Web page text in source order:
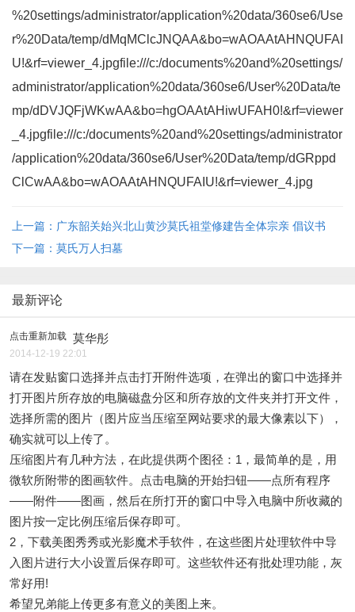
%20settings/administrator/application%20data/360se6/Use
r%20Data/temp/dMqMClcJNQAA&bo=wAOAAtAHNQUFAI
U!&rf=viewer_4.jpgfile:///c:/documents%20and%20settings/
administrator/application%20data/360se6/User%20Data/te
mp/dDVJQFjWKwAA&bo=hgOAAtAHiwUFAH0!&rf=viewer
_4.jpgfile:///c:/documents%20and%20settings/administrator
/application%20data/360se6/User%20Data/temp/dGRppd
ClCwAA&bo=wAOAAtAHNQUFAIU!&rf=viewer_4.jpg
上一篇：广东韶关始兴北山黄沙莫氏祖堂修建告全体宗亲 倡议书
下一篇：莫氏万人扫墓
最新评论
点击重新加载 莫华彤
2014-12-19 22:01
请在发贴窗口选择并点击打开附件选项，在弹出的窗口中选择并
打开图片所存放的电脑磁盘分区和所存放的文件夹并打开文件，
选择所需的图片（图片应当压缩至网站要求的最大像素以下），
确实就可以上传了。
压缩图片有几种方法，在此提供两个图径：1，最简单的是，用
微软所附带的图画软件。点击电脑的开始扫钮——点所有程序
——附件——图画，然后在所打开的窗口中导入电脑中所收藏的
图片按一定比例压缩后保存即可。
2，下载美图秀秀或光影魔术手软件，在这些图片处理软件中导
入图片进行大小设置后保存即可。这些软件还有批处理功能，灰
常好用!
希望兄弟能上传更多有意义的美图上来。